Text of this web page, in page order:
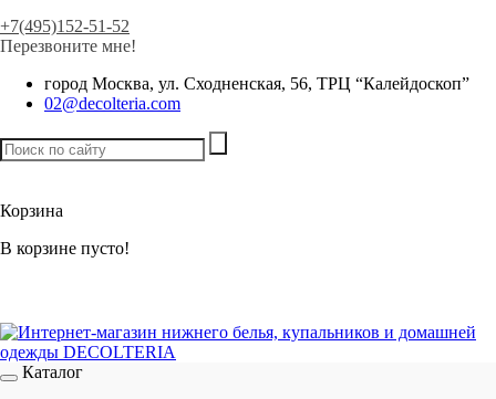
+7(495)152-51-52
Перезвоните мне!
город Москва, ул. Сходненская, 56, ТРЦ “Калейдоскоп”
02@decolteria.com
Корзина
В корзине пусто!
Каталог